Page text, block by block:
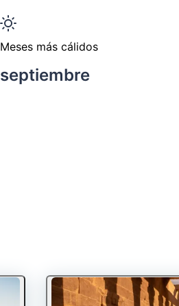
Meses más cálidos
septiembre